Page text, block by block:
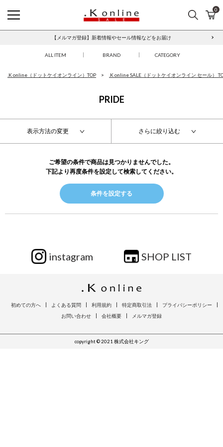
検索 カ
0
【メルマガ登録】新着情報やセール情報などをお届け
ALL ITEM BRAND CATEGORY
.K online（ドットケイオンライン）TOP .K online SALE（ドットケイオンライン セール）
PRIDE
表示方法の変更 さらに絞り込む
ご希望の条件で商品は見つかりませんでした。
下記より再度条件を設定して検索してください。
条件を設定する
instagram SHOP LIST
初めての方へ よくある質問 利用規約 特定商取引法
プライバシーポリシー
お問い合わせ
会社概要 メルマガ登録
copyright © 2021 株式会社キング